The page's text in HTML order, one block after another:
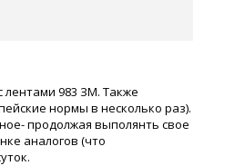
лентами 983 ЗМ. Также
нормы в несколько раз).
продолжая выполянть свое
аналогов (что